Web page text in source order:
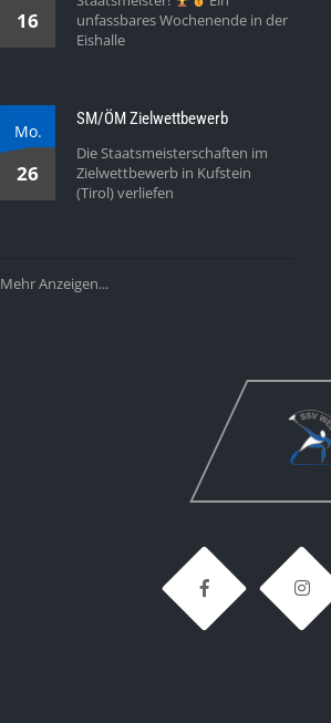
16
unfassbares Wochenende in der
Eishalle
Mo.
26
SM/ÖM Zielwettbewerb
Die Staatsmeisterschaften im
Zielwettbewerb in Kufstein
(Tirol) verliefen
Mehr Anzeigen...